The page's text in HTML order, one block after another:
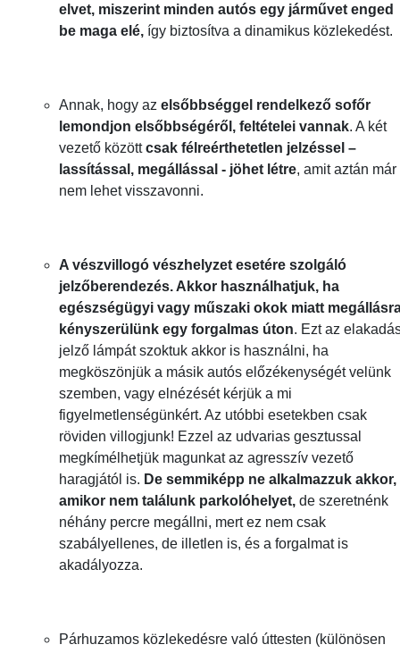
elvet, miszerint minden autós egy járművet enged
be maga elé, így biztosítva a dinamikus közlekedést.
Annak, hogy azelsőbbséggel rendelkező sofőr
lemondjon elsőbbségéről, feltételei vannak. A két
vezető közöttcsak félreérthetetlen jelzéssel –
lassítással, megállással - jöhet létre, amit aztán már
nem lehet visszavonni.
A vészvillogó vészhelyzet esetére szolgáló
jelzőberendezés. Akkor használhatjuk, ha
egészségügyi vagy műszaki okok miatt
kényszerülünk egy forgalmas úton. Ezt az
jelző lámpát szoktuk akkor is használni, ha
megköszönjük a másik autós előzékenységét velünk
szemben, vagy elnézését kérjük a mi
figyelmetlenségünkért. Az utóbbi esetekben csak
röviden villogjunk! Ezzel az udvarias gesztussal
megkímélhetjük magunkat az agresszív vezető
haragjától is. De semmiképp ne alkalmazzuk akkor,
amikor nem találunk parkolóhelyet, de szeretnénk
néhány percre megállni, mert ez nem csak
szabályellenes, de illetlen is, és a forgalmat is
akadályozza.
Párhuzamos közlekedésre való úttesten (különösen